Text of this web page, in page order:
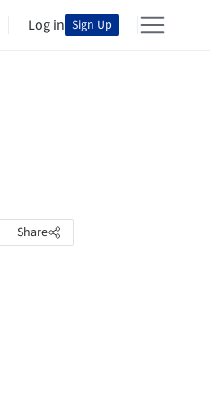
Log in Sign Up
Share